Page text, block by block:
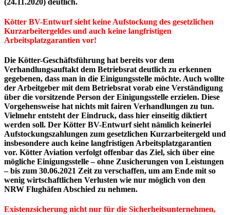
Kötter BV-Entwurf sieht keine Aufstockung des gesetzlichen
Kurzarbeitergeldes und auch keine langfristigen
Arbeitsplatzgarantien vor!
Die Kötter-Geschäftsführung hat bereits vor dem
Verhandlungsauftakt dem Betriebsrat deutlich zu erkennen
gegebenen, dass man in die Einigungsstelle möchte. Auch wollte
der Arbeitgeber mit dem Betriebsrat vorab eine Verständigung
über die vorsitzende Person der Einigungsstelle erzielen. Diese
Vorgehensweise hat nichts mit fairen Verhandlungen zu tun.
Vielmehr entsteht der Eindruck, dass hier einseitig diktiert
werden soll. Der Kötter BV-Entwurf sieht nämlich keinerlei
Aufstockungszahlungen zum gesetzlichen Kurzarbeitergeld und
insbesondere auch keine langfristigen Arbeitsplatzgarantien
vor. Kötter Aviation verfolgt offenbar das Ziel, sich über eine
mögliche Einigungsstelle – ohne Zusicherungen von Leistungen
– bis zum 30.06.2021 Zeit zu verschaffen, um am Ende mit so
wenig wirtschaftlichen Verlusten wie nur möglich von den
NRW Flughäfen Abschied zu nehmen.
Existenzsicherung nicht nur für die Sicherheitsunternehmen,